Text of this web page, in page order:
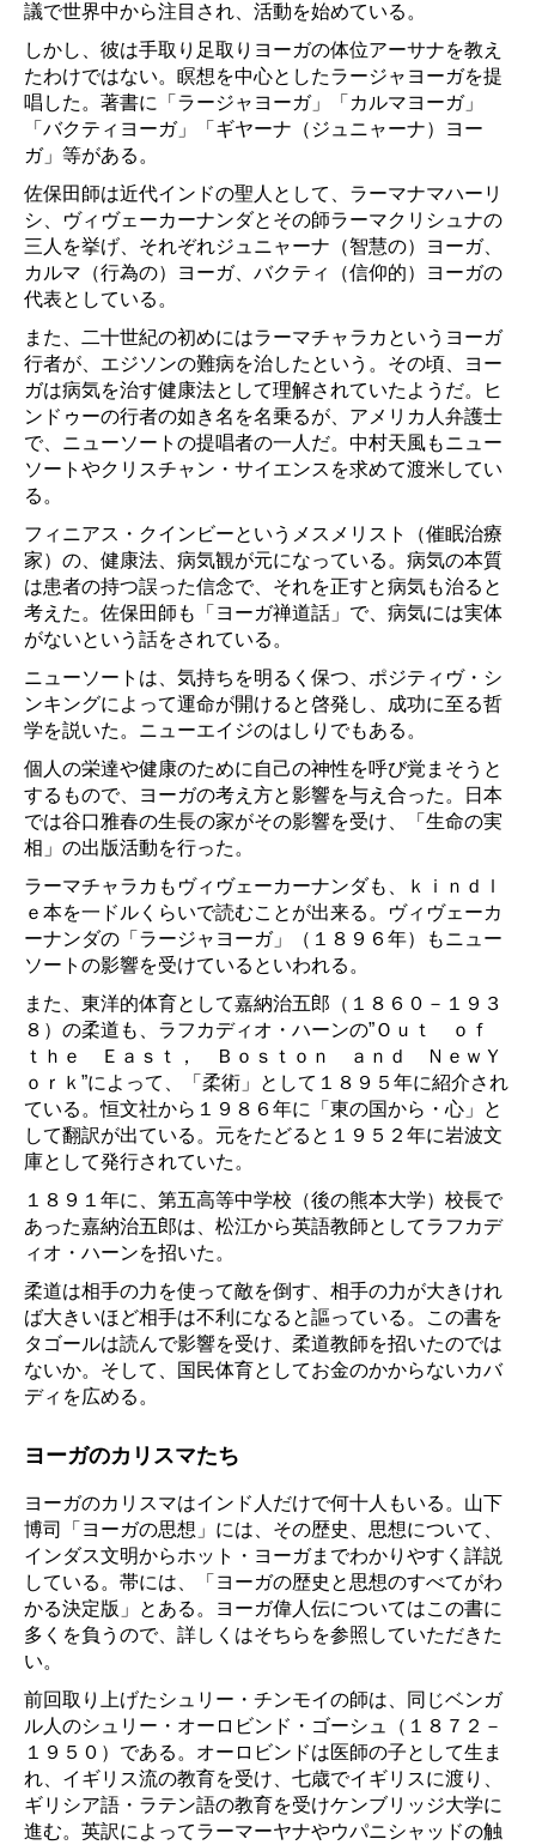
議で世界中から注目され、活動を始めている。
しかし、彼は手取り足取りヨーガの体位アーサナを教え
たわけではない。瞑想を中心としたラージャヨーガを提
唱した。著書に「ラージャヨーガ」「カルマヨーガ」
「バクティヨーガ」「ギヤーナ（ジュニャーナ）ヨー
ガ」等がある。
佐保田師は近代インドの聖人として、ラーマナマハーリ
シ、ヴィヴェーカーナンダとその師ラーマクリシュナの
三人を挙げ、それぞれジュニャーナ（智慧の）ヨーガ、
カルマ（行為の）ヨーガ、バクティ（信仰的）ヨーガの
代表としている。
また、二十世紀の初めにはラーマチャラカというヨーガ
行者が、エジソンの難病を治したという。その頃、ヨー
ガは病気を治す健康法として理解されていたようだ。ヒ
ンドゥーの行者の如き名を名乗るが、アメリカ人弁護士
で、ニューソートの提唱者の一人だ。中村天風もニュー
ソートやクリスチャン・サイエンスを求めて渡米してい
る。
フィニアス・クインビーというメスメリスト（催眠治療
家）の、健康法、病気観が元になっている。病気の本質
は患者の持つ誤った信念で、それを正すと病気も治ると
考えた。佐保田師も「ヨーガ禅道話」で、病気には実体
がないという話をされている。
ニューソートは、気持ちを明るく保つ、ポジティヴ・シ
ンキングによって運命が開けると啓発し、成功に至る哲
学を説いた。ニューエイジのはしりでもある。
個人の栄達や健康のために自己の神性を呼び覚まそうと
するもので、ヨーガの考え方と影響を与え合った。日本
では谷口雅春の生長の家がその影響を受け、「生命の実
相」の出版活動を行った。
ラーマチャラカもヴィヴェーカーナンダも、ｋｉｎｄｌ
ｅ本を一ドルくらいで読むことが出来る。ヴィヴェーカ
ーナンダの「ラージャヨーガ」（１８９６年）もニュー
ソートの影響を受けているといわれる。
また、東洋的体育として嘉納治五郎（１８６０－１９３
８）の柔道も、ラフカディオ・ハーンの”Ｏｕｔ ｏｆ
ｔｈｅ Ｅａｓｔ， Ｂｏｓｔｏｎ ａｎｄ ＮｅｗＹ
ｏｒｋ”によって、「柔術」として１８９５年に紹介され
ている。恒文社から１９８６年に「東の国から・心」と
して翻訳が出ている。元をたどると１９５２年に岩波文
庫として発行されていた。
１８９１年に、第五高等中学校（後の熊本大学）校長で
あった嘉納治五郎は、松江から英語教師としてラフカデ
ィオ・ハーンを招いた。
柔道は相手の力を使って敵を倒す、相手の力が大きけれ
ば大きいほど相手は不利になると謳っている。この書を
タゴールは読んで影響を受け、柔道教師を招いたのでは
ないか。そして、国民体育としてお金のかからないカバ
ディを広める。
ヨーガのカリスマたち
ヨーガのカリスマはインド人だけで何十人もいる。山下
博司「ヨーガの思想」には、その歴史、思想について、
インダス文明からホット・ヨーガまでわかりやすく詳説
している。帯には、「ヨーガの歴史と思想のすべてがわ
かる決定版」とある。ヨーガ偉人伝についてはこの書に
多くを負うので、詳しくはそちらを参照していただきた
い。
前回取り上げたシュリー・チンモイの師は、同じベンガ
ル人のシュリー・オーロビンド・ゴーシュ（１８７２－
１９５０）である。オーロビンドは医師の子として生ま
れ、イギリス流の教育を受け、七歳でイギリスに渡り、
ギリシア語・ラテン語の教育を受けケンブリッジ大学に
進む。英訳によってラーマーヤナやウパニシャッドの触